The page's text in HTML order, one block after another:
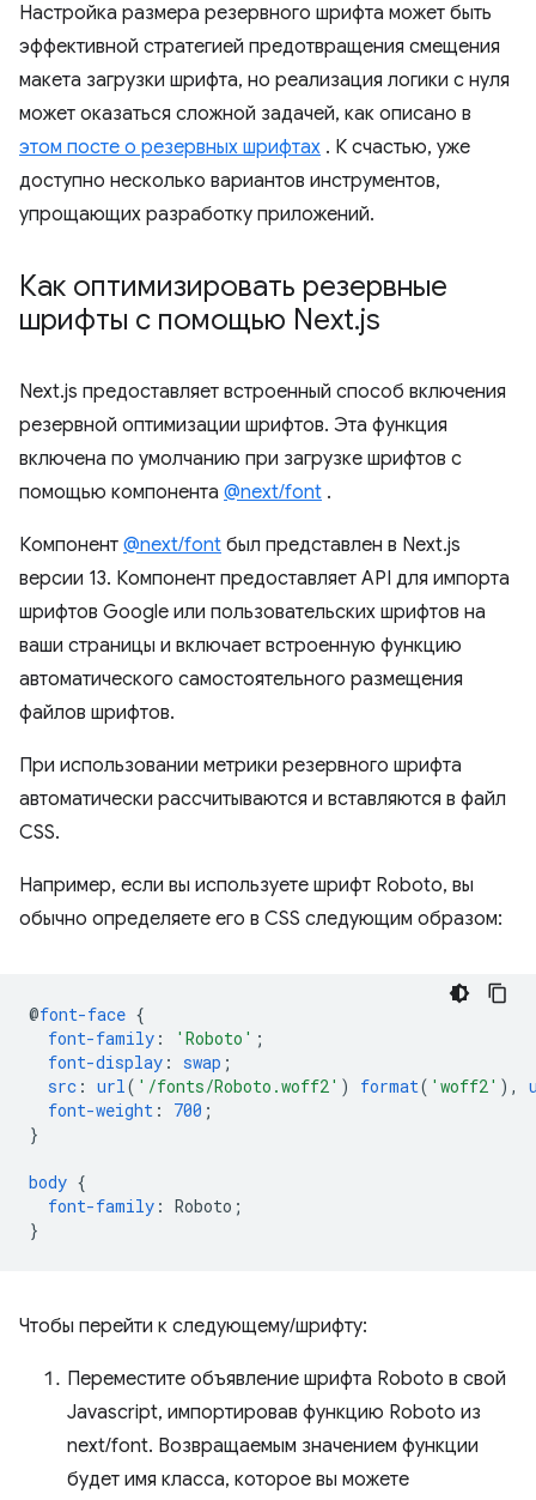
Настройка размера резервного шрифта может быть
эффективной стратегией предотвращения смещения
макета загрузки шрифта, но реализация логики с нуля
может оказаться сложной задачей, как описано в
этом посте о резервных шрифтах . К счастью, уже
доступно несколько вариантов инструментов,
упрощающих разработку приложений.
Как оптимизировать резервные
шрифты с помощью Next.js
Next.js предоставляет встроенный способ включения
резервной оптимизации шрифтов. Эта функция
включена по умолчанию при загрузке шрифтов с
помощью компонента @next/font .
Компонент @next/font был представлен в Next.js
версии 13. Компонент предоставляет API для импорта
шрифтов Google или пользовательских шрифтов на
ваши страницы и включает встроенную функцию
автоматического самостоятельного размещения
файлов шрифтов.
При использовании метрики резервного шрифта
автоматически рассчитываются и вставляются в файл
CSS.
Например, если вы используете шрифт Roboto, вы
обычно определяете его в CSS следующим образом:
@font-face {
font-family : 'Roboto' ;
font-display : swap ;
src : url( '/fonts/Roboto.woff2' ) format( 'woff2' ),
font-weight : 700 ;
}
body {
font-family : Roboto ;
}
Чтобы перейти к следующему/шрифту:
Переместите объявление шрифта Roboto в свой
Javascript, импортировав функцию Roboto из
next/font. Возвращаемым значением функции
будет имя класса, которое вы можете